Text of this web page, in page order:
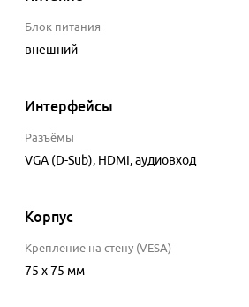
Блок питания
внешний
Интерфейсы
Разъёмы
VGA (D-Sub), HDMI, аудиовход
Корпус
Крепление на стену (VESA)
75 х 75 мм